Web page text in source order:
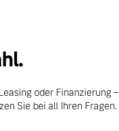
oder Finanzierung –
Sie bei all Ihren Fragen.